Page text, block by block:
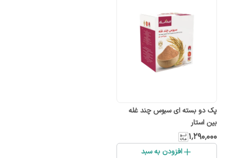
پک دو بسته ای سبوس چند غله
بین استار
۱٬۲۹۰٬۰۰۰
افزودن به سبد